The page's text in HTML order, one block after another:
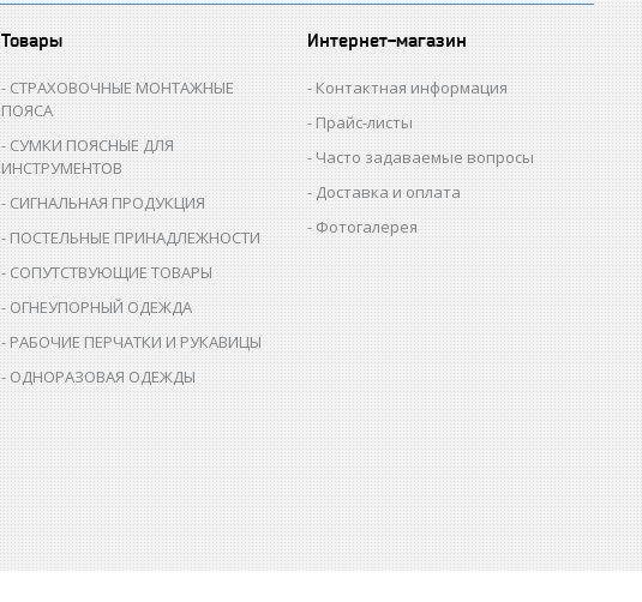
Товары
СТРАХОВОЧНЫЕ МОНТАЖНЫЕ
ПОЯСА
СУМКИ ПОЯСНЫЕ ДЛЯ
ИНСТРУМЕНТОВ
СИГНАЛЬНАЯ ПРОДУКЦИЯ
ПОСТЕЛЬНЫЕ ПРИНАДЛЕЖНОСТИ
СОПУТСТВУЮЩИЕ ТОВАРЫ
ОГНЕУПОРНЫЙ ОДЕЖДА
РАБОЧИЕ ПЕРЧАТКИ И РУКАВИЦЫ
ОДНОРАЗОВАЯ ОДЕЖДЫ
Интернет-магазин
Контактная информация
Прайс-листы
Часто задаваемые вопросы
Доставка и оплата
Фотогалерея